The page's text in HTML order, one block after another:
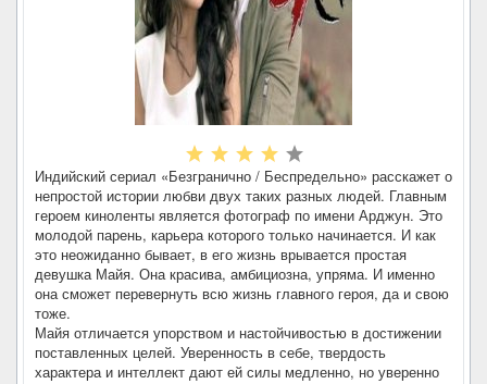
Индийский сериал «Безгранично / Беспредельно» расскажет о
непростой истории любви двух таких разных людей. Главным
героем киноленты является фотограф по имени Арджун. Это
молодой парень, карьера которого только начинается. И как
это неожиданно бывает, в его жизнь врывается простая
девушка Майя. Она красива, амбициозна, упряма. И именно
она сможет перевернуть всю жизнь главного героя, да и свою
тоже.
Майя отличается упорством и настойчивостью в достижении
поставленных целей. Уверенность в себе, твердость
характера и интеллект дают ей силы медленно, но уверенно